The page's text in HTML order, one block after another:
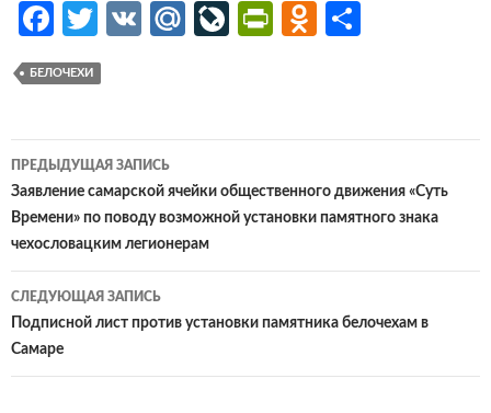
Fa
ce
b
o
k
T
w
itt
V
M
Li
n
al
Pr
n
dl
y
O
as
sn
iki
и
ть
БЕЛОЧЕХИ
Навигация
по
записям
ПРЕДЫДУЩАЯ ЗАПИСЬ
Заявление самарской ячейки общественного движения «Суть
Времени» по поводу возможной установки памятного знака
чехословацким легионерам
СЛЕДУЮЩАЯ ЗАПИСЬ
Подписной лист против установки памятника белочехам в
Самаре